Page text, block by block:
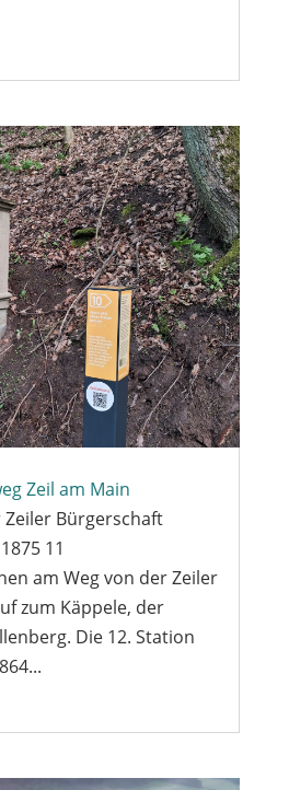
Zeil am Main
Bürgerschaft
11
am Weg von der Zeiler
zum Käppele, der
Die 12. Station